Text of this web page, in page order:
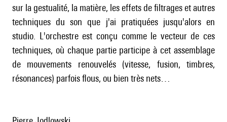
sur la gestualité, la matière, les effets de filtrages et autres
techniques du son que j'ai pratiquées jusqu'alors en
studio. L'orchestre est conçu comme le vecteur de ces
techniques, où chaque partie participe à cet assemblage
de mouvements renouvelés (vitesse, fusion, timbres,
résonances) parfois flous, ou bien très nets…